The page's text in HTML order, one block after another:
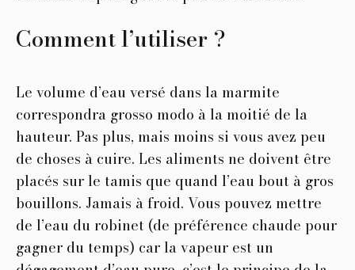
Comment l’utiliser ?
Le volume d’eau versé dans la marmite
correspondra grosso modo à la moitié de la
hauteur. Pas plus, mais moins si vous avez peu
de choses à cuire. Les aliments ne doivent être
placés sur le tamis que quand l’eau bout à gros
bouillons. Jamais à froid. Vous pouvez mettre
de l’eau du robinet (de préférence chaude pour
gagner du temps) car la vapeur est un